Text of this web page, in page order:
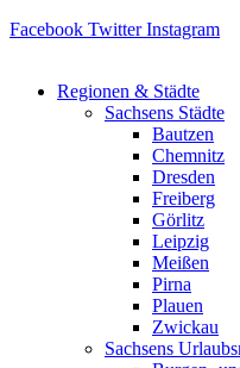
Facebook Twitter Instagram
Regionen & Städte
Sachsens Städte
Bautzen
Chemnitz
Dresden
Freiberg
Görlitz
Leipzig
Meißen
Pirna
Plauen
Zwickau
Sachsens